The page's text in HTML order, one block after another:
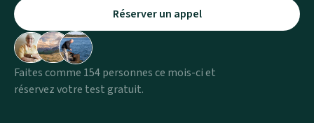
Réserver un appel
Faites comme 154 personnes ce mois-ci et
réservez votre test gratuit.